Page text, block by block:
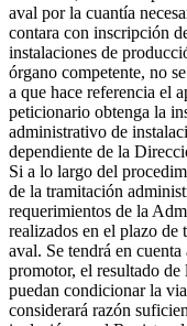
aval por la cuantía
contara con inscripción
instalaciones de
órgano competente, no
a que hace referencia el
peticionario obtenga la
administrativo de
dependiente de la
Si a lo largo del
de la tramitación
requerimientos de la
realizados en el plazo de
aval. Se tendrá en
promotor, el resultado
puedan condicionar la
considerará razón